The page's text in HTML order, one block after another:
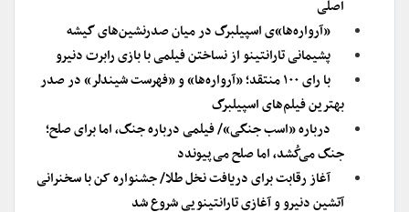
اصلی
«آرواره‌ها»ی اسپیلبرگ در میان صدرنشین‌های گیشه
پشیمانی تارانتینو از نساختن فیلمی با بازی رابرت دنیرو
با رای ۱۰۰ منتقد؛ «آرواره‌ها» و «فهرست شیندلر» در صدر
بهترین فیلم‌های اسپیلبرگ
درباره «اسب جنگی»/ فیلمی درباره جنگ، اما برای صلح؛
جنگ می‌کُشد، اما صلح می‌پیوندد
آغاز رقابت برای دریافت نخل طلا/ جشنواره کن با سخنرانی
آتشین دنیرو و آغازی تارانتینویی شروع شد